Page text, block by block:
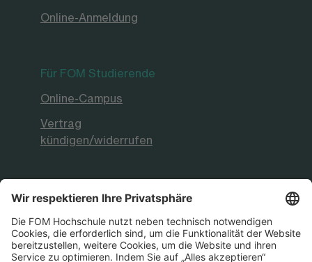
Online-Anmeldung
Für FOM Studierende
Online-Campus
Vertrag
kündigen/widerrufen
FOM Hochschule
Aktuelles & Presse
FOM International